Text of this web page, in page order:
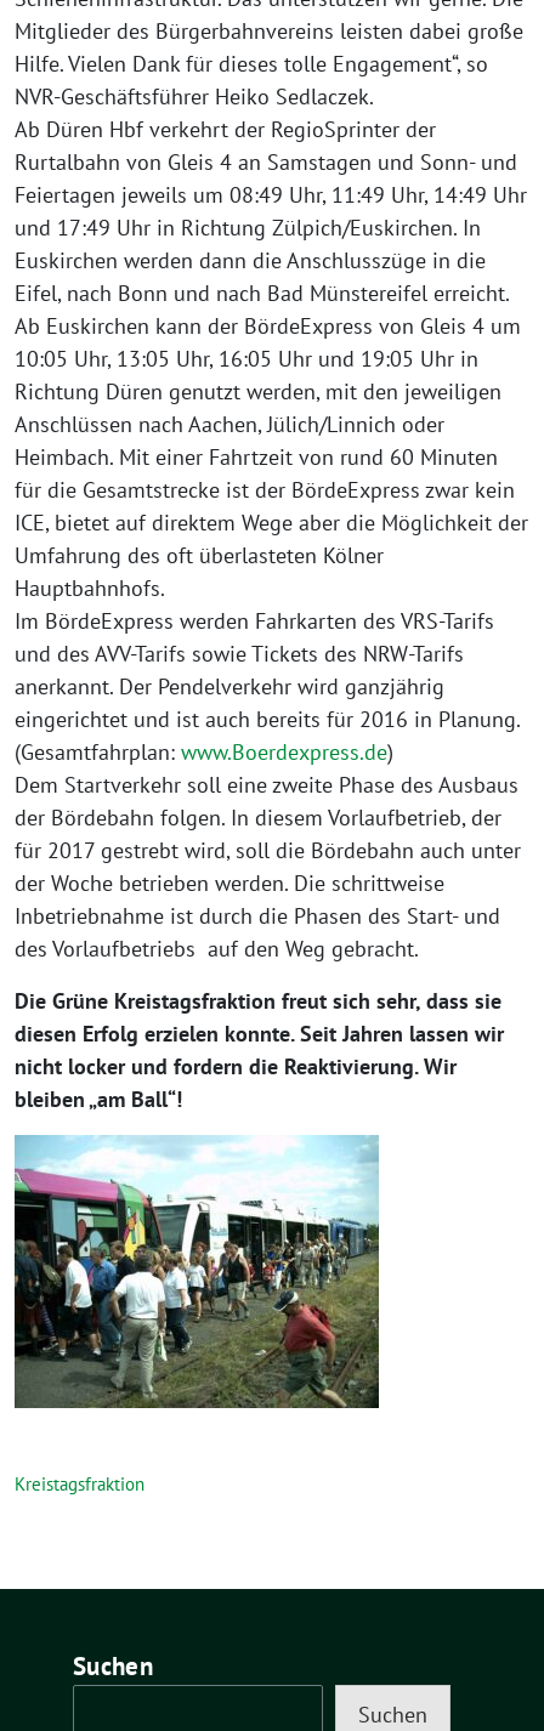
Mitglieder des Bürgerbahnvereins leisten dabei große
Hilfe. Vielen Dank für dieses tolle Engagement“, so
NVR-Geschäftsführer Heiko Sedlaczek.
Ab Düren Hbf verkehrt der RegioSprinter der
Rurtalbahn von Gleis 4 an Samstagen und Sonn- und
Feiertagen jeweils um 08:49 Uhr, 11:49 Uhr, 14:49 Uhr
und 17:49 Uhr in Richtung Zülpich/Euskirchen. In
Euskirchen werden dann die Anschlusszüge in die
Eifel, nach Bonn und nach Bad Münstereifel erreicht.
Ab Euskirchen kann der BördeExpress von Gleis 4 um
10:05 Uhr, 13:05 Uhr, 16:05 Uhr und 19:05 Uhr in
Richtung Düren genutzt werden, mit den jeweiligen
Anschlüssen nach Aachen, Jülich/Linnich oder
Heimbach. Mit einer Fahrtzeit von rund 60 Minuten
für die Gesamtstrecke ist der BördeExpress zwar kein
ICE, bietet auf direktem Wege aber die Möglichkeit der
Umfahrung des oft überlasteten Kölner
Hauptbahnhofs.
Im BördeExpress werden Fahrkarten des VRS-Tarifs
und des AVV-Tarifs sowie Tickets des NRW-Tarifs
anerkannt. Der Pendelverkehr wird ganzjährig
eingerichtet und ist auch bereits für 2016 in Planung.
(Gesamtfahrplan: www.Boerdexpress.de)
Dem Startverkehr soll eine zweite Phase des Ausbaus
der Bördebahn folgen. In diesem Vorlaufbetrieb, der
für 2017 gestrebt wird, soll die Bördebahn auch unter
der Woche betrieben werden. Die schrittweise
Inbetriebnahme ist durch die Phasen des Start- und
des Vorlaufbetriebs auf den Weg gebracht.
Die Grüne Kreistagsfraktion freut sich sehr, dass sie
diesen Erfolg erzielen konnte. Seit Jahren lassen wir
nicht locker und fordern die Reaktivierung. Wir
bleiben „am Ball“!
Kreistagsfraktion
Suchen
Suchen